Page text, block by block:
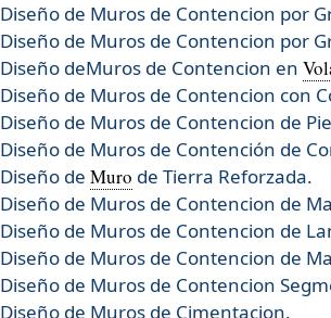
Diseño de Muros de Contencion por
Diseño de Muros de Contencion por
Diseño deMuros de Contencion en
Diseño de Muros de Contencion con
Diseño de Muros de Contencion de
Diseño de Muros de Contención de
Diseño de Muro de Tierra Reforzada.
Diseño de Muros de Contencion de
Diseño de Muros de Contencion de
Diseño de Muros de Contencion de
Diseño de Muros de Contencion
Diseño de Muros de Cimentacion.